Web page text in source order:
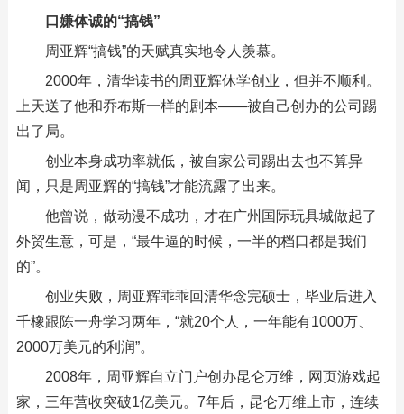
口嫌体诚的“搞钱”
周亚辉“搞钱”的天赋真实地令人羡慕。
2000年，清华读书的周亚辉休学创业，但并不顺利。
上天送了他和乔布斯一样的剧本——被自己创办的公司踢
出了局。
创业本身成功率就低，被自家公司踢出去也不算异
闻，只是周亚辉的“搞钱”才能流露了出来。
他曾说，做动漫不成功，才在广州国际玩具城做起了
外贸生意，可是，“最牛逼的时候，一半的档口都是我们
的”。
创业失败，周亚辉乖乖回清华念完硕士，毕业后进入
千橡跟陈一舟学习两年，“就20个人，一年能有1000万、
2000万美元的利润”。
2008年，周亚辉自立门户创办昆仑万维，网页游戏起
家，三年营收突破1亿美元。7年后，昆仑万维上市，连续